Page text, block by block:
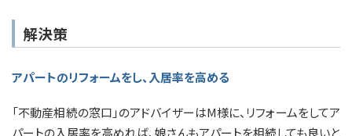
解決策
アパートのリフォームをし、入居率を高める
「不動産相続の窓口」のアドバイザーはM様に、リフォームをしてア
パートの入居率を高めれば、娘さんもアパートを相続しても良いと